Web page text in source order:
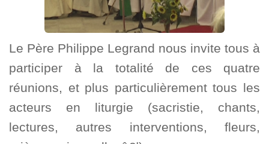
Le Père Philippe Legrand nous invite tous à
participer à la totalité de ces quatre
réunions, et plus particulièrement tous les
acteurs en liturgie (sacristie, chants,
lectures, autres interventions, fleurs,